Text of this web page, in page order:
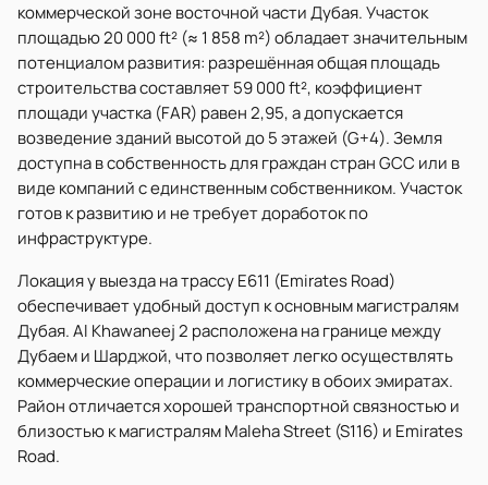
коммерческой зоне восточной части Дубая. Участок
площадью 20 000 ft² (≈ 1 858 m²) обладает значительным
потенциалом развития: разрешённая общая площадь
строительства составляет 59 000 ft², коэффициент
площади участка (FAR) равен 2,95, а допускается
возведение зданий высотой до 5 этажей (G+4). Земля
доступна в собственность для граждан стран GCC или в
виде компаний с единственным собственником. Участок
готов к развитию и не требует доработок по
инфраструктуре.
Локация у выезда на трассу E611 (Emirates Road)
обеспечивает удобный доступ к основным магистралям
Дубая. Al Khawaneej 2 расположена на границе между
Дубаем и Шарджой, что позволяет легко осуществлять
коммерческие операции и логистику в обоих эмиратах.
Район отличается хорошей транспортной связностью и
близостью к магистралям Maleha Street (S116) и Emirates
Road.